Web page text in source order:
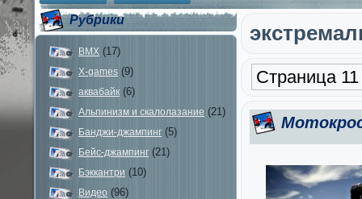
Рубрики
BMX (17)
X-games (9)
аквабайк (6)
Альпинизм и скалолазание (21)
Банджи-джампинг (5)
Бейс-джампинг (21)
Бэккантри (10)
Видео (96)
Страница